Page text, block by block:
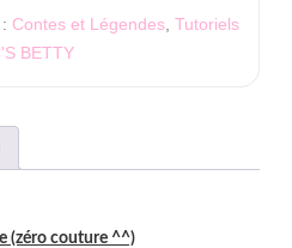
Contes et Légendes Tutoriels
BETTY
(zéro couture ^^)